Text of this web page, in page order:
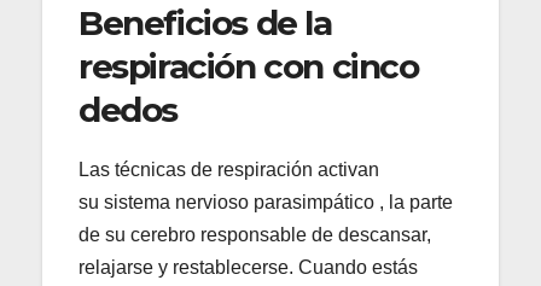
Beneficios de la
respiración con cinco
dedos
Las técnicas de respiración activan
su sistema nervioso parasimpático , la parte
de su cerebro responsable de descansar,
relajarse y restablecerse. Cuando estás